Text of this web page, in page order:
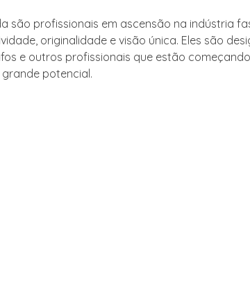
são profissionais em ascensão na indústria
originalidade e visão única. Eles são
e outros profissionais que estão
potencial.